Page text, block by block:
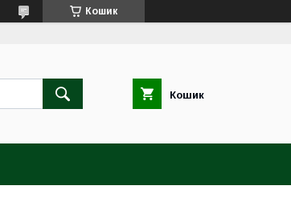
Кошик
Кошик